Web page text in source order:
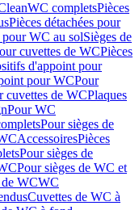
WC completsPièces
Pièces détachées pour
pour WC au solSièges de
cuvettes de WCPièces
d'appoint pour
pour WCPour
cuvettes de WCPlaques
Pour WC
Pour sièges de
AccessoiresPièces
Pour sièges de
Pour sièges de WC et
WCWC
Cuvettes de WC à